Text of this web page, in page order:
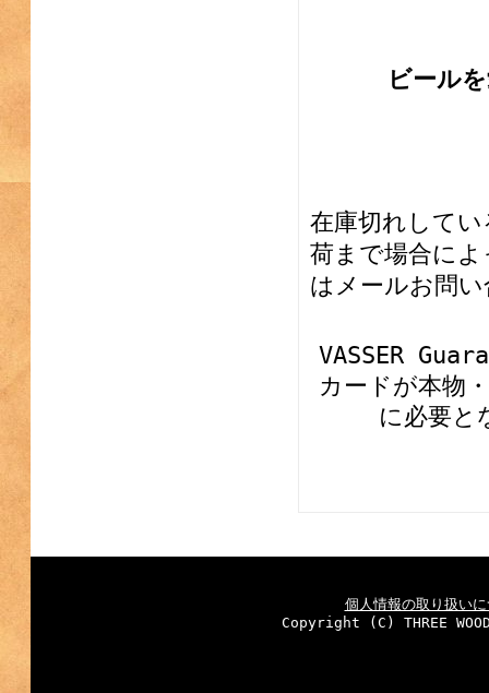
ビール
在庫切れして
荷まで場合に
はメールお問
VASSER
カードが本物
に必要と
個人情報の取り扱い
Copyright (C) THREE